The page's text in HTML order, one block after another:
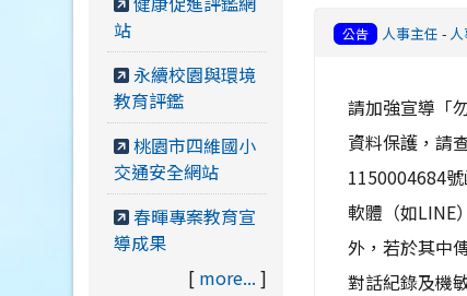
公告 人事主任 -
請加強宣導「
資料保護，請
1150004684
軟體（如LINE
外，若於其中
對話紀錄及機
站
永續校園與環境
教育評鑑
桃園市四維國小
交通安全網站
春暉專案教育宣
導成果
[ more... ]